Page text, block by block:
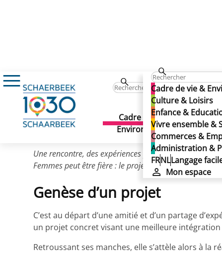
Cadre de vie &
Culture & Loisirs
Enfance &
Vivre ensemble &
Commerces &
Administration &
FRNLLangage
Mon espace
Cadre de vie &
Environnement
Culture
Vivre ensemble & Solidarité Egalité des
Langues Européennes
Langues Européennes
Dernière mise à jour: 10/03/2026
Une rencontre, des expériences partagées, la volonté
Femmes peut être fière : le projet « Langues
Genèse d’un projet
C’est au départ d’une amitié et d’un partage
un projet concret visant une meilleure
Retroussant ses manches, elle s’attèle alors à la